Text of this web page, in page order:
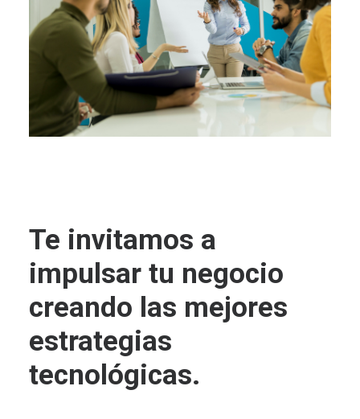
Te invitamos a
impulsar tu negocio
creando las mejores
estrategias
tecnológicas.